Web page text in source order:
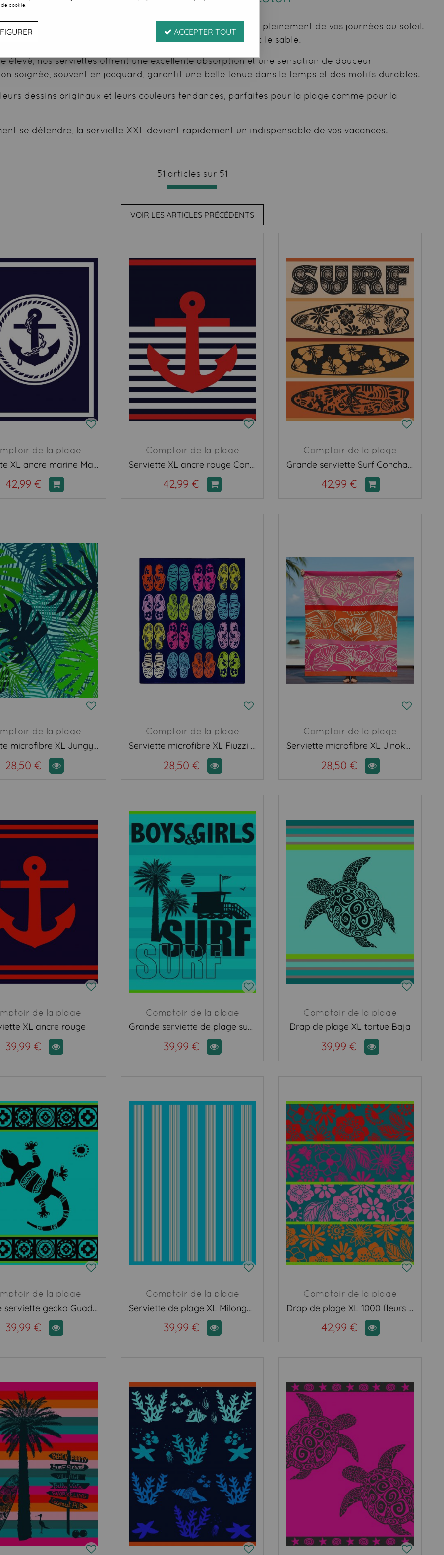
de serviettes de plage XXL, idéales pour profiter pleinement de vos journées au soleil.
vous allonger confortablement sans contact direct avec le sable.
élevé, nos serviettes offrent une excellente absorption et une sensation de douceur
soignée, souvent en jacquard, garantit une belle tenue dans le temps et des motifs durables.
dessins originaux et leurs couleurs tendances, parfaites pour la plage comme pour la
se détendre, la serviette XXL devient rapidement un indispensable de vos vacances.
51 articles sur 51
VOIR LES ARTICLES PRÉCÉDENTS
de la plage
Serviette XL ancre marine Madison
42,99 €
Comptoir de la plage
Serviette XL ancre rouge Conigli
42,99 €
Comptoir de la plage
Grande serviette Surf Concha beige
42,99 €
de la plage
Serviette microfibre XL Jungy vert
28,50 €
Comptoir de la plage
Serviette microfibre XL Fiuzzi bleu
28,50 €
Comptoir de la plage
Serviette microfibre XL Jinoka rose
28,50 €
de la plage
XL ancre rouge
39,99 €
Comptoir de la plage
Grande serviette de plage surf montanita
39,99 €
Comptoir de la plage
Drap de plage XL tortue Baja
39,99 €
de la plage
Grande serviette gecko Guadalmar bleu
39,99 €
Comptoir de la plage
Serviette de plage XL Milonga turquoise
39,99 €
Comptoir de la plage
Drap de plage XL 1000 fleurs Samana
42,99 €
cookie.
ACCEPTER TOUT